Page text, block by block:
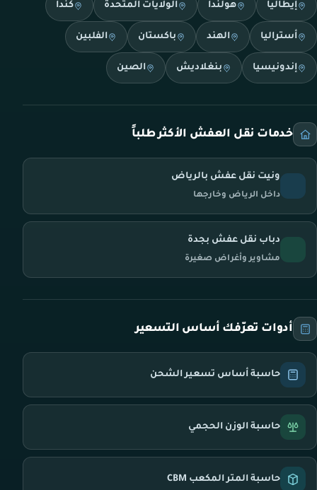
إيطاليا هولندا الولايات المتحدة كندا
أستراليا الهند باكستان الفلبين
إندونيسيا بنغلاديش الصين
خدمات نقل العفش الأكثر طلباً
ونيت نقل عفش بالرياض
داخل الرياض وخارجها
دباب نقل عفش بجدة
مشاوير وأغراض صغيرة
أدوات تعرّفك أساس التسعير
حاسبة أساس تسعير الشحن
حاسبة الوزن الحجمي
حاسبة المتر المكعب CBM